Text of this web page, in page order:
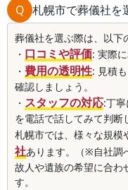
Q 札幌市で葬儀社を
葬儀社を選ぶ際は、以下
・ 口コミや評価: 実際
・ 費用の透明性: 見積
確認しましょう。
・ スタッフの対応:丁
を電話で話してみて判断
札幌市では、様々な規模
社あります。（※自社調
故人や遺族の希望に合わ
す。